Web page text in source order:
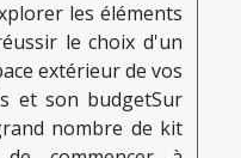
les éléments
le choix d'un
extérieur de vos
et son budgetSur
nombre de kit